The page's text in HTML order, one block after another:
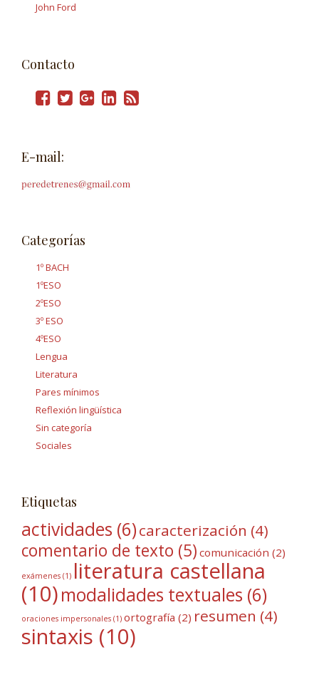
John Ford
Contacto
E-mail:
Categorías
1º BACH
1ºESO
2ºESO
3º ESO
4ºESO
Lengua
Literatura
Pares mínimos
Reflexión lingüística
Sin categoría
Sociales
Etiquetas
actividades (6)caracterización (4)
comentario de texto (5) comunicación (2)
exámenes (1) literatura castellana
(10)modalidades textuales (6)
oraciones impersonales (1) ortografía (2) resumen (4)
sintaxis (10)